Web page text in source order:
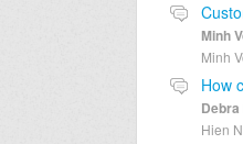
Minh
Minh
Hien